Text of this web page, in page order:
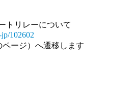
トリレーについて
102602
ージ）へ遷移します